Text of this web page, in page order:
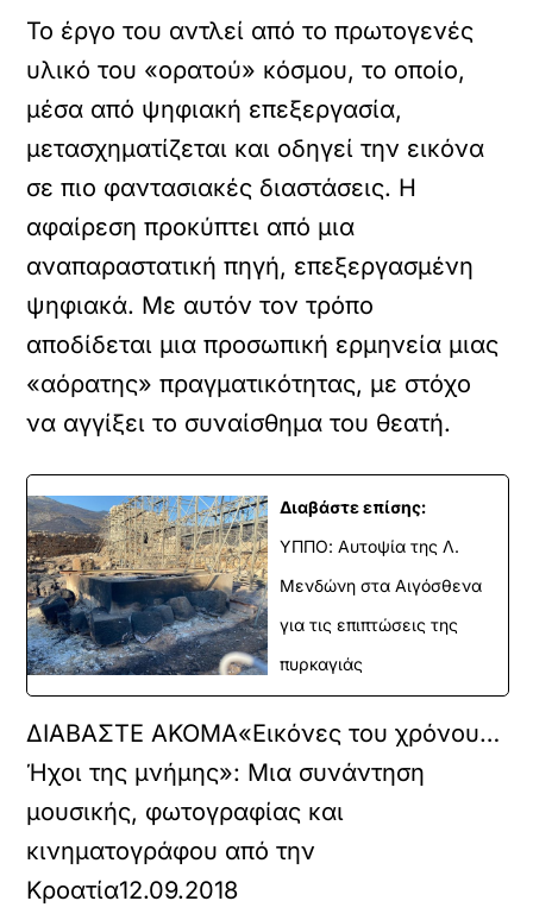
Το έργο του αντλεί από το πρωτογενές
υλικό του «ορατού» κόσμου, το οποίο,
μέσα από ψηφιακή επεξεργασία,
μετασχηματίζεται και οδηγεί την εικόνα
σε πιο φαντασιακές διαστάσεις. Η
αφαίρεση προκύπτει από μια
αναπαραστατική πηγή, επεξεργασμένη
ψηφιακά. Με αυτόν τον τρόπο
αποδίδεται μια προσωπική ερμηνεία μιας
«αόρατης» πραγματικότητας, με στόχο
να αγγίξει το συναίσθημα του θεατή.
Διαβάστε επίσης:
ΥΠΠΟ: Αυτοψία της Λ.
Μενδώνη στα Αιγόσθενα
για τις επιπτώσεις της
πυρκαγιάς
ΔΙΑΒΑΣΤΕ ΑΚΟΜΑ«Εικόνες του χρόνου…
Ήχοι της μνήμης»: Μια συνάντηση
μουσικής, φωτογραφίας και
κινηματογράφου από την
Κροατία12.09.2018